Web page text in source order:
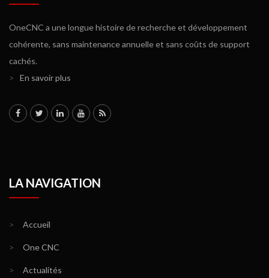
OneCNC a une longue histoire de recherche et développement
cohérente, sans maintenance annuelle et sans coûts de support
cachés.
>
En savoir plus
LA NAVIGATION
> Accueil
> One CNC
> Actualités